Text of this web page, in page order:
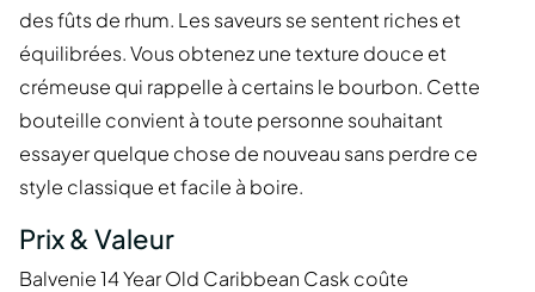
des fûts de rhum. Les saveurs se sentent riches et
équilibrées. Vous obtenez une texture douce et
crémeuse qui rappelle à certains le bourbon. Cette
bouteille convient à toute personne souhaitant
essayer quelque chose de nouveau sans perdre ce
style classique et facile à boire.
Prix & Valeur
Balvenie 14 Year Old Caribbean Cask coûte